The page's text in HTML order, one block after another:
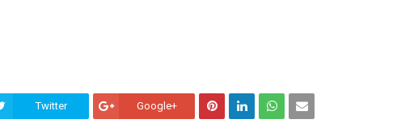
Twitter Google+